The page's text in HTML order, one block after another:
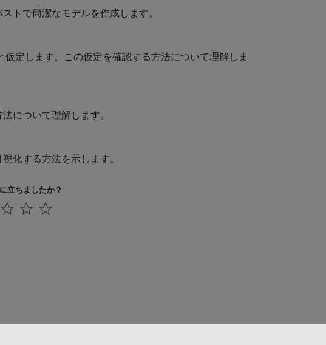
トで簡潔なモデルを作成します。
定します。この仮定を確認する方法について理解しま
について理解します。
化する方法を示します。
立ちましたか？